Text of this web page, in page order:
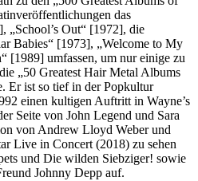
das
„School’s Out“ [1972], die
Babies“ [1973], „Welcome to My
[1989] umfassen, um nur einige zu
„50 Greatest Hair Metal Albums
Er ist so tief in der Popkultur
einen kultigen Auftritt in Wayne’s
Seite von John Legend und Sara
von Andrew Lloyd Weber und
Live in Concert (2018) zu sehen
und Die wilden Siebziger! sowie
Johnny Depp auf.